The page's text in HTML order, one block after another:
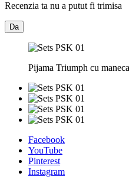
Recenzia ta nu a putut fi trimisa
Da
Pijama Triumph cu
Facebook
YouTube
Pinterest
Instagram